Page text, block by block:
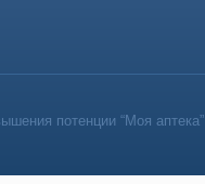
потенции “Моя